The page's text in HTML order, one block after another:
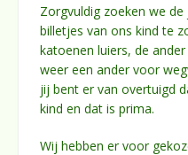
Zorgvuldig zoeken we
billetjes van ons kind te
katoenen luiers, de
weer een ander voor
jij bent er van overtuigd
kind en dat is prima.
Wij hebben er voor